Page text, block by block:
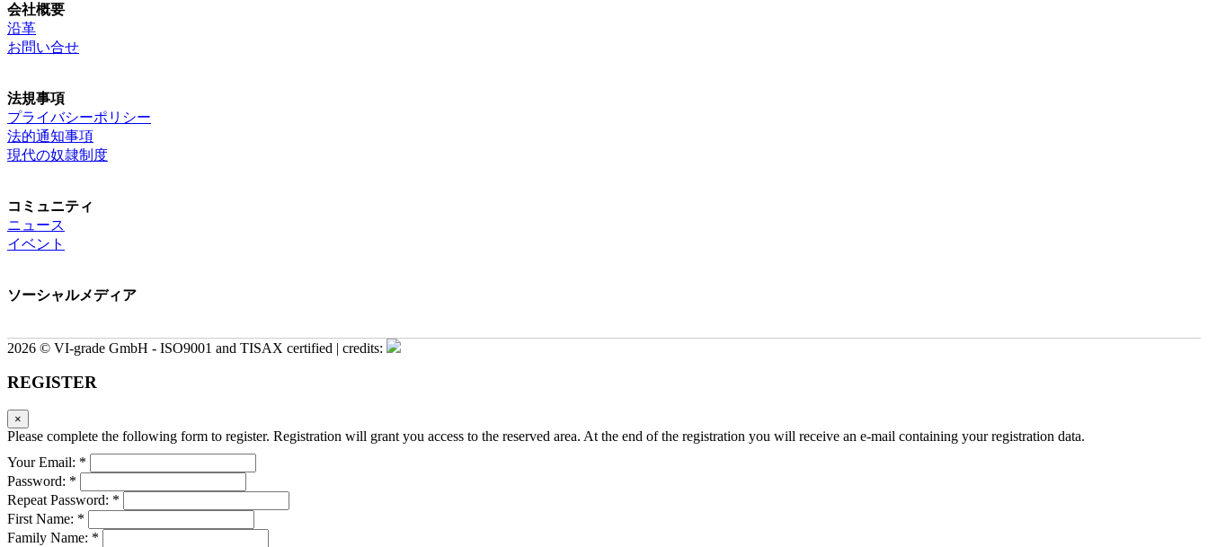
会社概要
沿革
お問い合せ
法規事項
プライバシーポリシー
法的通知事項
現代の奴隷制度
コミュニティ
ニュース
イベント
ソーシャルメディア
2026 © VI-grade GmbH - ISO9001 and TISAX certified | credits:
REGISTER
×
Please complete the following form to register. Registration will grant you access to the reserved area. At the end of the registration you will receive an e-mail containing your registration data.
Your Email: *
Password: *
Repeat Password: *
First Name: *
Family Name: *